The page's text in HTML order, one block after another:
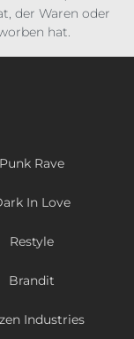
der Waren oder
hat.
Punk Rave
In Love
Restyle
Brandit
Industries